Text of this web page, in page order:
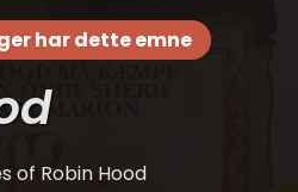
har dette emne
of Robin Hood